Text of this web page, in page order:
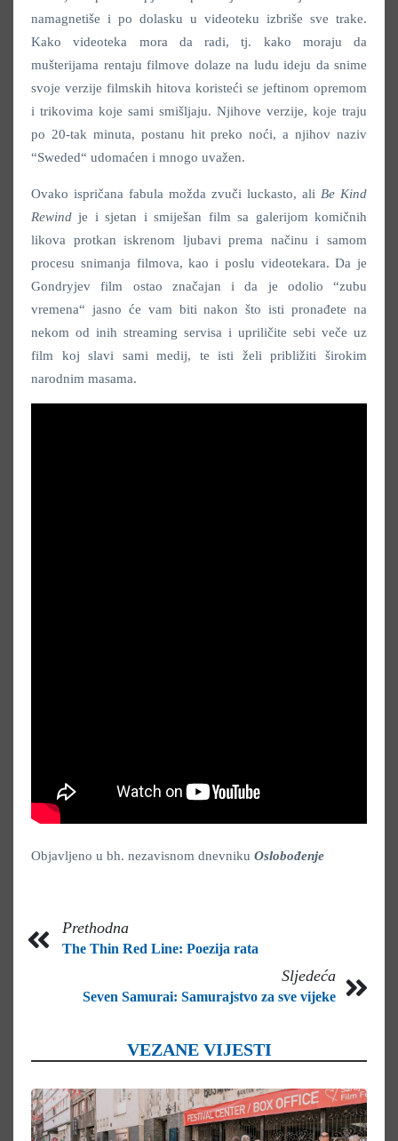
namagnetiše i po dolasku u videoteku izbriše sve trake.
Kako videoteka mora da radi, tj. kako moraju da
mušterijama rentaju filmove dolaze na ludu ideju da snime
svoje verzije filmskih hitova koristeći se jeftinom opremom
i trikovima koje sami smišljaju. Njihove verzije, koje traju
po 20-tak minuta, postanu hit preko noći, a njihov naziv
“Sweded“ udomaćen i mnogo uvažen.
Ovako ispričana fabula možda zvuči luckasto, ali Be Kind
Rewind je i sjetan i smiješan film sa galerijom komičnih
likova protkan iskrenom ljubavi prema načinu i samom
procesu snimanja filmova, kao i poslu videotekara. Da je
Gondryjev film ostao značajan i da je odolio “zubu
vremena“ jasno će vam biti nakon što isti pronađete na
nekom od inih streaming servisa i upriličite sebi veče uz
film koj slavi sami medij, te isti želi približiti širokim
narodnim masama.
Objavljeno u bh. nezavisnom dnevniku Oslobođenje
Prethodna
The Thin Red Line: Poezija rata
Sljedeća
Seven Samurai: Samurajstvo za sve vijeke
VEZANE VIJESTI